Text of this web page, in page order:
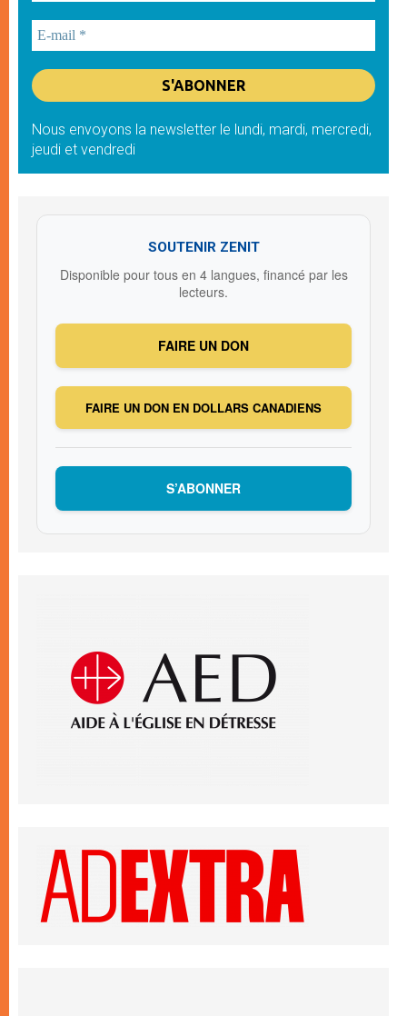
Nous envoyons la newsletter le lundi, mardi, mercredi,
jeudi et vendredi
SOUTENIR ZENIT
Disponible pour tous en 4 langues, financé par les
lecteurs.
FAIRE UN DON
FAIRE UN DON EN DOLLARS CANADIENS
S’ABONNER